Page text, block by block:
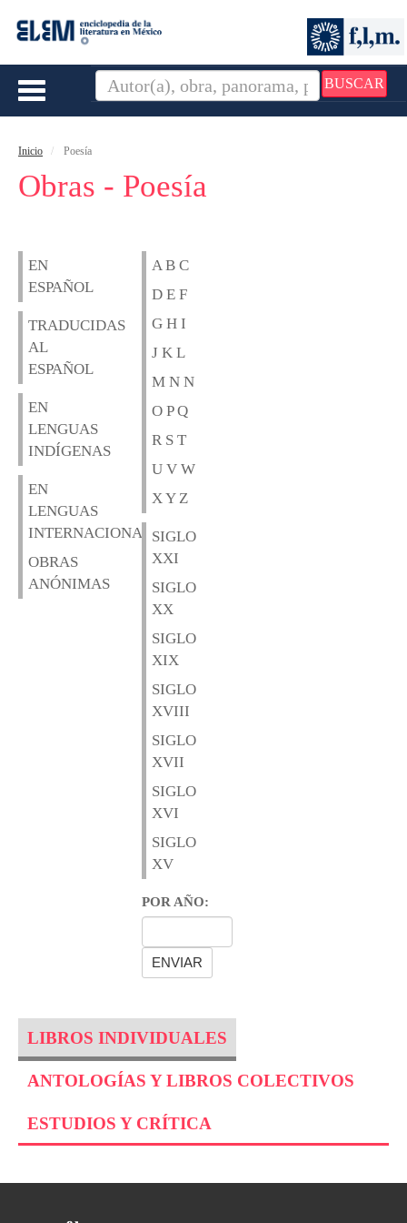
BUSCAR
Toggle
Inicio Poesía
Obras - Poesía
EN
ESPAÑOL
TRADUCIDAS
AL
ESPAÑOL
EN
LENGUAS
INDÍGENAS
EN
LENGUAS
INTERNACIONALES
OBRAS
ANÓNIMAS
A B C
D E F
G H I
J K L
M N N
O P Q
R S T
U V W
X Y Z
SIGLO
XXI
SIGLO
XX
SIGLO
XIX
SIGLO
XVIII
SIGLO
XVII
SIGLO
XVI
SIGLO
XV
POR AÑO:
LIBROS INDIVIDUALES
ANTOLOGÍAS Y LIBROS COLECTIVOS
ESTUDIOS Y CRÍTICA